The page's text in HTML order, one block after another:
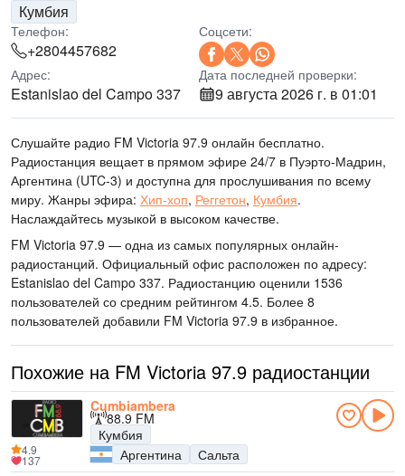
Кумбия
Телефон:
+2804457682
Соцсети:
Адрес:
Estanislao del Campo 337
Дата последней проверки:
9 августа 2026 г. в 01:01
Слушайте радио FM Victoria 97.9 онлайн бесплатно.
Радиостанция вещает в прямом эфире 24/7 в Пуэрто-Мадрин,
Аргентина (UTC-3) и доступна для прослушивания по всему
миру. Жанры эфира: Хип-хоп, Реггетон, Кумбия.
Наслаждайтесь музыкой в высоком качестве.
FM Victoria 97.9 — одна из самых популярных онлайн-
радиостанций. Официальный офис расположен по адресу:
Estanislao del Campo 337. Радиостанцию оценили 1536
пользователей со средним рейтингом 4.5. Более 8
пользователей добавили FM Victoria 97.9 в избранное.
Похожие на FM Victoria 97.9 радиостанции
Cumbiambera
88.9 FM
Кумбия
Аргентина
Сальта
4.9
137